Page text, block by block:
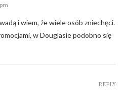
i wiem, że wiele osób zniechęci.
w Douglasie podobno się
REPLY